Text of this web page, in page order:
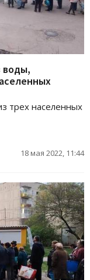
воды,
трех населенных
18 мая 2022, 11:44